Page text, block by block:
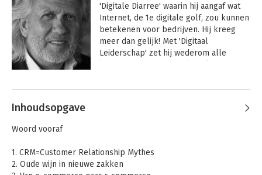
'Digitale Diarree' waarin hij aangaf wat
Internet, de 1e digitale golf, zou kunnen
betekenen voor bedrijven. Hij kreeg
meer dan gelijk! Met 'Digitaal
Leiderschap' zet hij wederom alle
Commissarissen en Directeuren (NCD).
Hij laat als geen ander de digitale lijnen
kruisen met die van geld, marketing en
Andere boeken door Gerard van
Vliet
Inhoudsopgave
Woord vooraf
1. CRM=Customer Relationship Mythes
2. Oude wijn in nieuwe zakken